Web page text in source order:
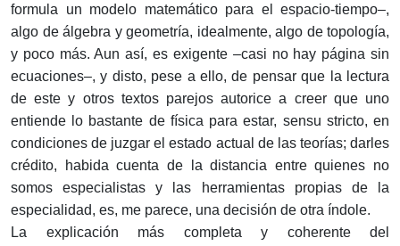
formula un modelo matemático para el espacio-tiempo–,
algo de álgebra y geometría, idealmente, algo de topología,
y poco más. Aun así, es exigente –casi no hay página sin
ecuaciones–, y disto, pese a ello, de pensar que la lectura
de este y otros textos parejos autorice a creer que uno
entiende lo bastante de física para estar, sensu stricto, en
condiciones de juzgar el estado actual de las teorías; darles
crédito, habida cuenta de la distancia entre quienes no
somos especialistas y las herramientas propias de la
especialidad, es, me parece, una decisión de otra índole.
La explicación más completa y coherente del